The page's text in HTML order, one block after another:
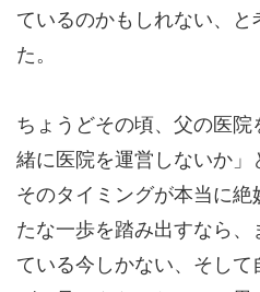
ているのかもしれない、と
た。
ちょうどその頃、父の医
緒に医院を運営しないか」
そのタイミングが本当に
たな一歩を踏み出すなら、
ている今しかない、そし